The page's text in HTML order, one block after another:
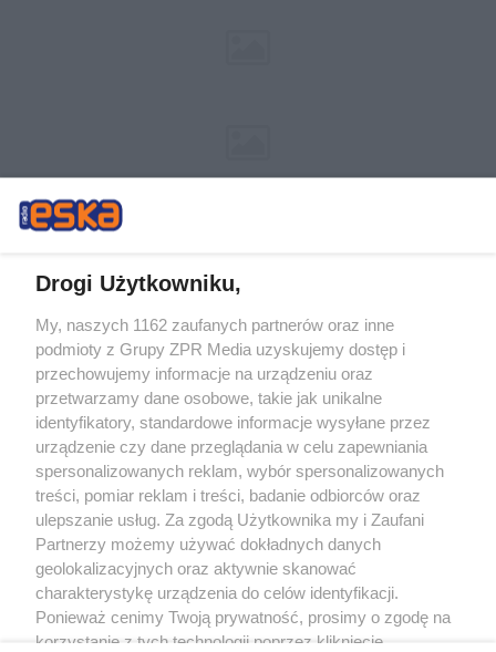
Żaden utwór zamieszczony w serwisie nie może być powielany i
rozpowszechniany lub dalej rozpowszechniany w jakikolwiek sposób (w
tym także elektroniczny lub mechaniczny) na jakimkolwiek polu
eksploatacji w jakiejkolwiek formie, włącznie z umieszczaniem w Internecie
bez pisemnej zgody właściciela praw. Jakiekolwiek użycie lub
wykorzystanie utworów w całości lub w części z naruszeniem prawa, tzn.
bez właściwej zgody, jest zabronione pod groźbą kary i może być ścigane
prawnie.
O nas
Drogi Użytkowniku,
My, naszych 1162 zaufanych partnerów oraz inne
podmioty z Grupy ZPR Media uzyskujemy dostęp i
przechowujemy informacje na urządzeniu oraz
przetwarzamy dane osobowe, takie jak unikalne
identyfikatory, standardowe informacje wysyłane przez
urządzenie czy dane przeglądania w celu zapewniania
spersonalizowanych reklam, wybór spersonalizowanych
treści, pomiar reklam i treści, badanie odbiorców oraz
ulepszanie usług. Za zgodą Użytkownika my i Zaufani
Partnerzy możemy używać dokładnych danych
geolokalizacyjnych oraz aktywnie skanować
charakterystykę urządzenia do celów identyfikacji.
Ponieważ cenimy Twoją prywatność, prosimy o zgodę na
korzystanie z tych technologii poprzez kliknięcie